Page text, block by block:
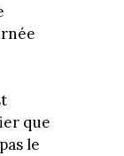
que
le